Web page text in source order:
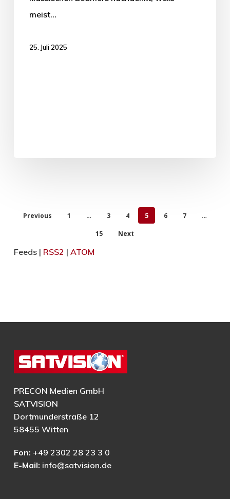
meist…
25. Juli 2025
Previous 1 … 3 4 5 6 7 …
15 Next
Feeds | RSS2 | ATOM
PRECON Medien GmbH
SATVISION
Dortmunderstraße 12
58455 Witten
Fon: +49 2302 28 23 3 0
E-Mail: info@satvision.de